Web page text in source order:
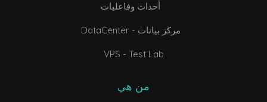
أحداث وفاعليات
DataCenter - مركز بيانات
VPS - Test Lab
من هي